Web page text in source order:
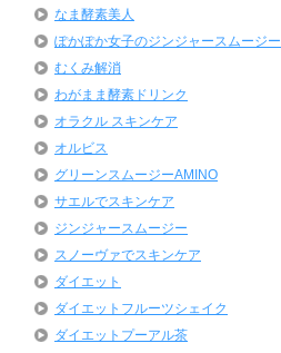
なま酵素美人
ぽかぽか女子のジンジャースムージー
むくみ解消
わがまま酵素ドリンク
オラクル スキンケア
オルビス
グリーンスムージーAMINO
サエルでスキンケア
ジンジャースムージー
スノーヴァでスキンケア
ダイエット
ダイエットフルーツシェイク
ダイエットプーアル茶